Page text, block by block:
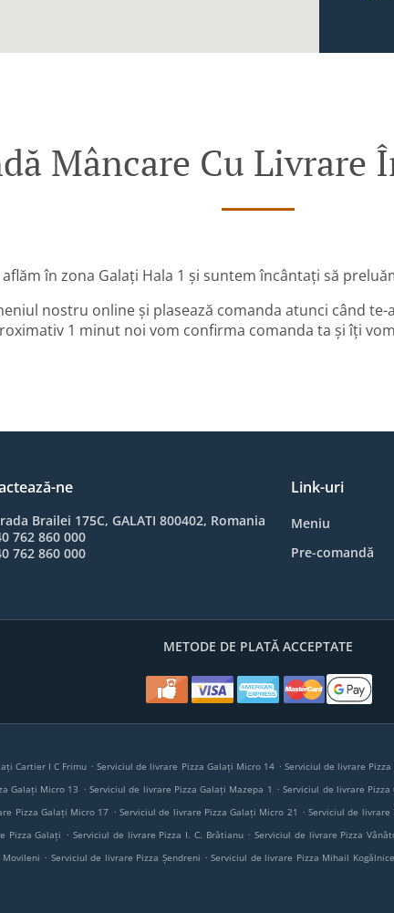
Mâncare Cu Livrare
aflăm în zona Galați Hala 1 și suntem încântați să
nostru online și plasează comanda atunci când te-
1 minut noi vom confirma comanda ta și îți
ne
Brailei 175C, GALATI 800402, Romania
762 860 000
762 860 000
Link-uri
Meniu
Pre-comandă
METODE DE PLATĂ ACCEPTATE
Cartier I C Frimu . Serviciul de livrare Pizza Galați Micro 14 . Serviciul de livrare
Galați Micro 13 . Serviciul de livrare Pizza Galați Mazepa 1 . Serviciul de livrare
Pizza Galați Micro 17 . Serviciul de livrare Pizza Galați Micro 21 . Serviciul de livrare
Pizza Galați . Serviciul de livrare Pizza I. C. Brătianu . Serviciul de livrare Pizza
Movileni . Serviciul de livrare Pizza Șendreni . Serviciul de livrare Pizza Mihail